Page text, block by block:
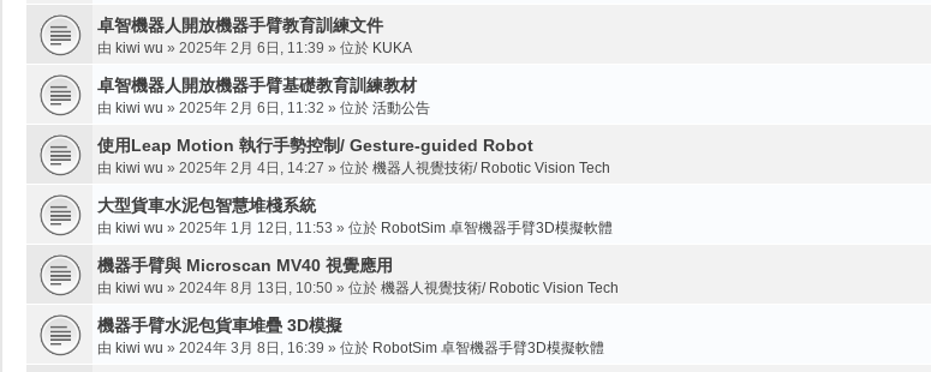
卓智機器人開放機器手臂教育訓練文件
由 kiwi wu » 2025年 2月 6日, 11:39 » 位於 KUKA
卓智機器人開放機器手臂基礎教育訓練教材
由 kiwi wu » 2025年 2月 6日, 11:32 » 位於 活動公告
使用Leap Motion 執行手勢控制/ Gesture-guided Robot
由 kiwi wu » 2025年 2月 4日, 14:27 » 位於 機器人視覺技術/ Robotic Vision Tech
大型貨車水泥包智慧堆棧系統
由 kiwi wu » 2025年 1月 12日, 11:53 » 位於 RobotSim 卓智機器手臂3D模擬軟體
機器手臂與 Microscan MV40 視覺應用
由 kiwi wu » 2024年 8月 13日, 10:50 » 位於 機器人視覺技術/ Robotic Vision Tech
機器手臂水泥包貨車堆疊 3D模擬
由 kiwi wu » 2024年 3月 8日, 16:39 » 位於 RobotSim 卓智機器手臂3D模擬軟體